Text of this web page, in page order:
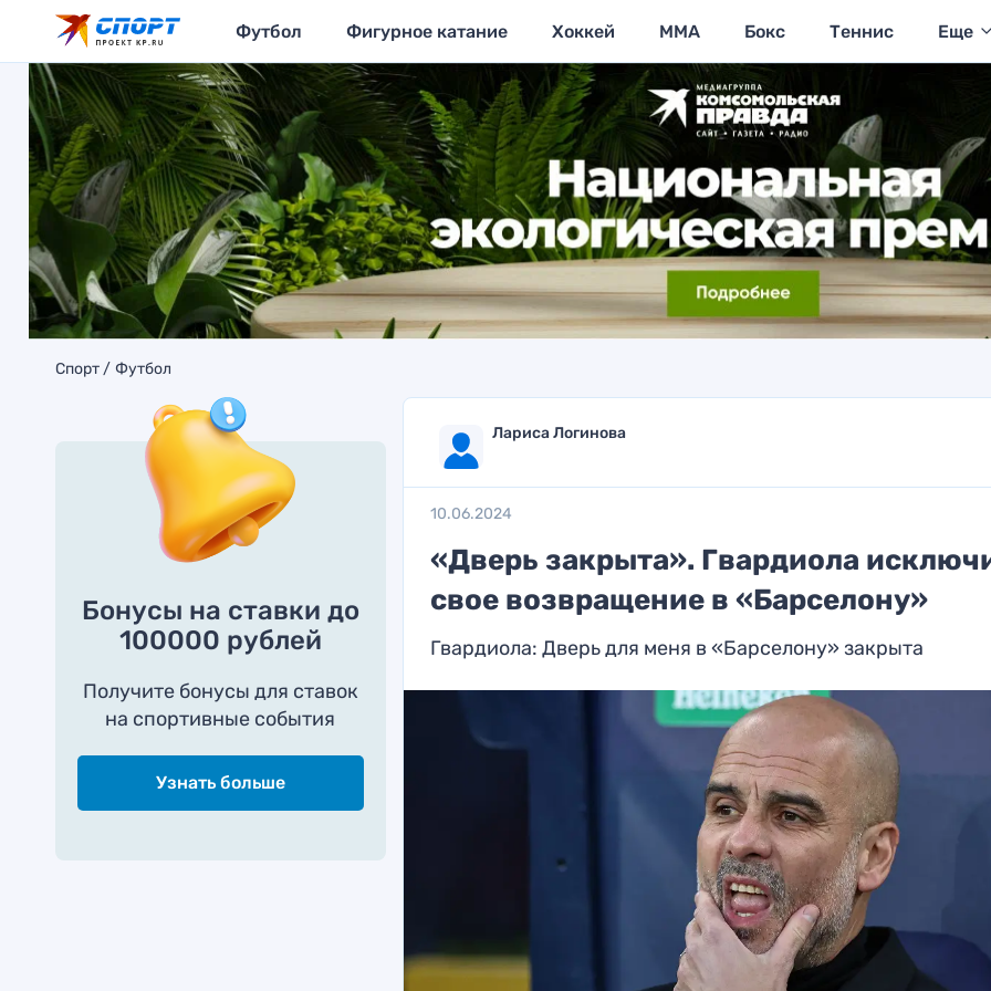
Футбол Фигурное катание Хоккей MMA Бокс Теннис Еще
Спорт Футбол
Бонусы на ставки до
100000 рублей
Получите бонусы для ставок
на спортивные события
Узнать больше
Лариса Логинова
10.06.2024
«Дверь закрыта». Гвардиола
свое возвращение в «Барселону»
Гвардиола: Дверь для меня в «Барселону» закрыта